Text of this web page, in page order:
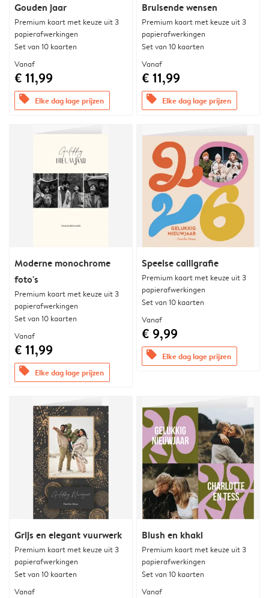
Gouden jaar
Premium kaart met keuze uit 3
papierafwerkingen
Set van 10 kaarten
Vanaf
€ 11,99
offers Elke dag lage prijzen
Bruisende wensen
Premium kaart met keuze uit 3
papierafwerkingen
Set van 10 kaarten
Vanaf
€ 11,99
offers Elke dag lage prijzen
Moderne monochrome
foto's
Premium kaart met keuze uit 3
papierafwerkingen
Set van 10 kaarten
Vanaf
€ 11,99
offers Elke dag lage prijzen
Speelse calligrafie
Premium kaart met keuze uit 3
papierafwerkingen
Set van 10 kaarten
Vanaf
€ 9,99
offers Elke dag lage prijzen
Grijs en elegant vuurwerk
Premium kaart met keuze uit 3
papierafwerkingen
Set van 10 kaarten
Vanaf
Blush en khaki
Premium kaart met keuze uit 3
papierafwerkingen
Set van 10 kaarten
Vanaf